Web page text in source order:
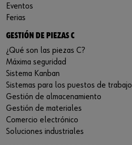
Eventos
Ferias
GESTIÓN DE PIEZAS C
¿Qué son las piezas C?
Máxima seguridad
Sistema Kanban
Sistemas para los puestos de trabajo
Gestión de almacenamiento
Gestión de materiales
Comercio electrónico
Soluciones industriales